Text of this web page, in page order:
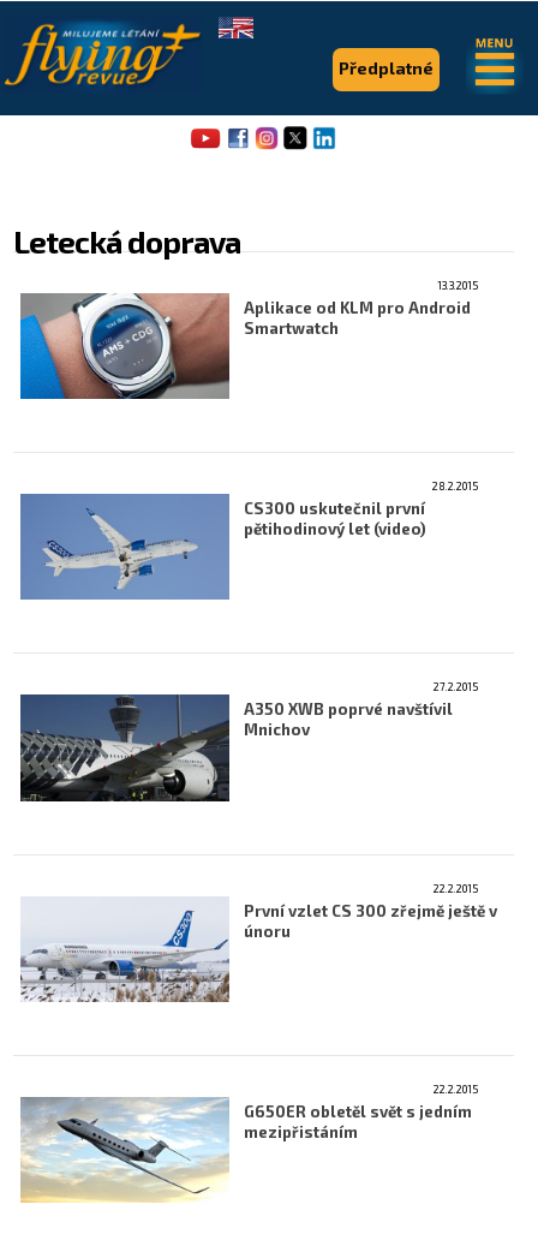
Letecká doprava
13.3.2015
Aplikace od KLM pro Android
Smartwatch
28.2.2015
CS300 uskutečnil první
pětihodinový let (video)
27.2.2015
A350 XWB poprvé navštívil
Mnichov
22.2.2015
První vzlet CS 300 zřejmě ještě v
únoru
22.2.2015
G650ER obletěl svět s jedním
mezipřistáním
Předplatné
.
Flying Revue
Série & speciály
Letecká muzea
VFR Communication app
The SAFE Guide app
Nabídky práce v letectví
Inzerujte s námi
E-SHOP